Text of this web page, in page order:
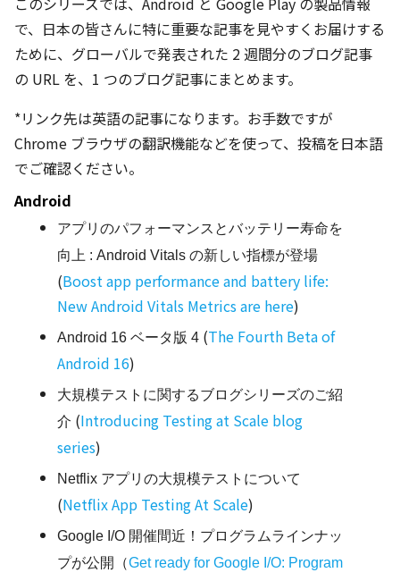
で、日本の皆さんに特に重要な記事を見やすくお届けする
ために、グローバルで発表された 2 週間分のブログ記事
の URL を、1 つのブログ記事にまとめます。
*リンク先は英語の記事になります。お手数ですが
Chrome ブラウザの翻訳機能などを使って、投稿を日本語
でご確認ください。
Android
アプリのパフォーマンスとバッテリー寿命を
向上 : Android Vitals の新しい指標が登場
(Boost app performance and battery life:
New Android Vitals Metrics are here)
Android 16 ベータ版 4 (The Fourth Beta of
Android 16)
大規模テストに関するブログシリーズのご紹
介 (Introducing Testing at Scale blog
series)
Netflix アプリの大規模テストについて
(Netflix App Testing At Scale)
Google I/O 開催間近！プログラムラインナッ
プが公開（Get ready for Google I/O: Program